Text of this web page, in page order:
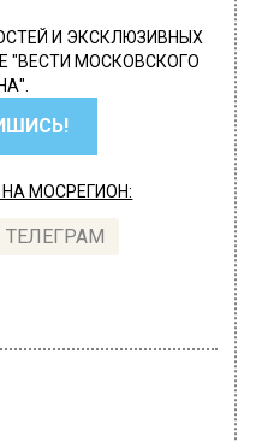
И ЭКСКЛЮЗИВНЫХ
"ВЕСТИ МОСКОВСКОГО
МОСРЕГИОН:
ТЕЛЕГРАМ